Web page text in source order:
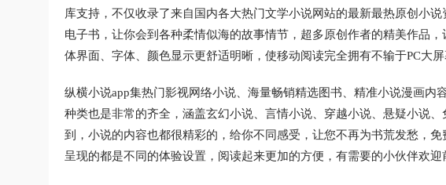
库支持，不仅收录了来自国内各大热门文学小说网站的最新最热原创小
电子书，让你会到各种柔情似海的故事情节，超多原创作者的精美作品
体界面、字体、颜色显示更舒适明晰，使移动阅读完全拥有不输于PC大
纵横小说app集热门影视网络小说、海量畅销精选图书、精准小说漫画
种类也是非常的齐全，涵盖玄幻小说、言情小说、穿越小说、悬疑小说
到，小说的内容也都很精彩的，给你不同感受，让您不再为书荒发愁，
呈现的都是不同的体验设置，阅读起来更加的方便，有需要的小伙伴欢迎